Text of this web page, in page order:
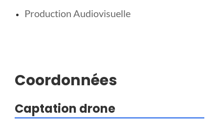
Production Audiovisuelle
Coordonnées
Captation drone